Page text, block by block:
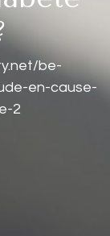
be-
en-cause-
2